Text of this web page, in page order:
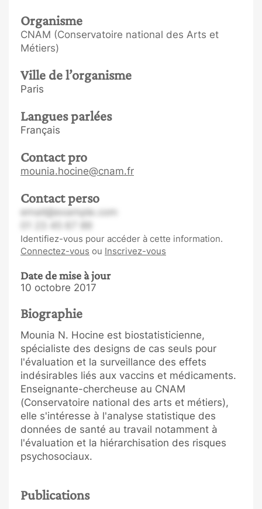
Organisme
CNAM (Conservatoire national des Arts et
Métiers)
Ville de l’organisme
Paris
Langues parlées
Français
Contact pro
mounia.hocine@cnam.fr
Contact perso
email@example.com
Identifiez-vous pour accéder à cette information.
Connectez-vous ou Inscrivez-vous
Date de mise à jour
10 octobre 2017
Biographie
Mounia N. Hocine est biostatisticienne,
spécialiste des designs de cas seuls pour
l'évaluation et la surveillance des effets
indésirables liés aux vaccins et médicaments.
Enseignante-chercheuse au CNAM
(Conservatoire national des arts et métiers),
elle s'intéresse à l'analyse statistique des
données de santé au travail notamment à
l'évaluation et la hiérarchisation des risques
psychosociaux.
Publications